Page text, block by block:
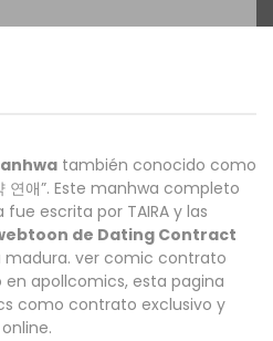
también conocido como
연애”. Este manhwa completo
fue escrita por TAIRA y las
de Dating Contract
madura. ver comic contrato
en apollcomics, esta pagina
como contrato exclusivo y